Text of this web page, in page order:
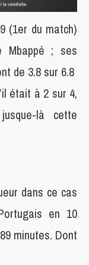
(1er du match)
Mbappé ; ses
de 3.8 sur 6.8
était à 2 sur 4,
là cette
dans ce cas
en 10
minutes. Dont